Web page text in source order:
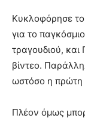
Κυκλοφόρησε το
για το
τραγουδιού,
βίντεο.
ωστόσο η πρώτη
Πλέον όμως